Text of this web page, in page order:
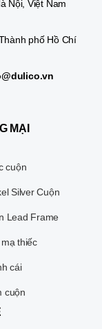
Nội, Việt Nam
phố Hồ Chí
MẠI
cuộn
Silver Cuộn
Lead Frame
thiếc
cái
cuộn